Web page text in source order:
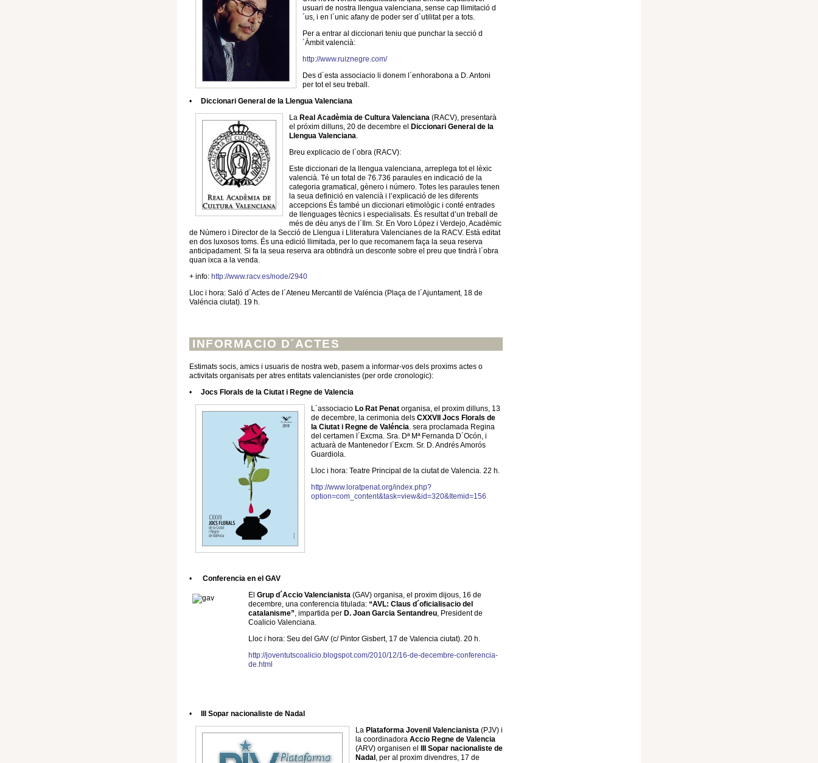
usuari de nostra llengua valenciana, sense cap llimitació d
´us, i en l´unic afany de poder ser d´utilitat per a tots.
Per a entrar al diccionari teniu que punchar la secció d
´Àmbit valencià:
http://www.ruiznegre.com/
Des d´esta associacio li donem l´enhorabona a D. Antoni
per tot el seu treball.
• Diccionari General de la Llengua Valenciana
La Real Acadèmia de Cultura Valenciana (RACV), presentarà
el próxim dilluns, 20 de decembre el Diccionari General de la
Llengua Valenciana
Breu explicacio de l´obra (RACV):
Este diccionari de la llengua valenciana, arreplega tot el lèxic
valencià. Té un total de 76.736 paraules en indicació de la
categoria gramatical, gènero i número. Totes les paraules tenen
la seua definició en valencià i l’explicació de les diferents
accepcions És també un diccionari etimològic i conté entrades
de llenguages tècnics i especialisats. És resultat d’un treball de
més de dèu anys de l´Ilm. Sr. En Voro López i Verdejo, Acadèmic
de Número i Director de la Secció de Llengua i Lliteratura Valencianes de la RACV. Està editat
en dos luxosos toms. És una edició llimitada, per lo que recomanem faça la seua reserva
anticipadament. Si fa la seua reserva ara obtindrà un desconte sobre el preu que tindrà l´obra
quan ixca a la venda.
+ info: http://www.racv.es/node/2940
Lloc i hora: Saló d´Actes de l´Ateneu Mercantil de Valéncia (Plaça de l´Ajuntament, 18 de
Valéncia ciutat). 19 h.
INFORMACIO D´ACTES
Estimats socis, amics i usuaris de nostra web, pasem a informar-vos dels proxims actes o
activitats organisats per atres entitats valencianistes (per orde cronologic):
• Jocs Florals de la Ciutat i Regne de Valencia
L´associacio Lo Rat Penat organisa, el proxim dilluns, 13
de decembre, la cerimonia dels CXXVII Jocs Florals de
la Ciutat i Regne de Valéncia. sera proclamada Regina
del certamen l´Excma. Sra. Dª Mª Fernanda D´Ocón, i
actuarà de Mantenedor l´Excm. Sr. D. Andrés Amorós
Guardiola.
Lloc i hora: Teatre Principal de la ciutat de Valencia. 22 h.
http://www.loratpenat.org/index.php?
option=com_content&task=view&id=320&Itemid=156
• Conferencia en el GAV
El Grup d´Accio Valencianista (GAV) organisa, el proxim dijous, 16 de
decembre, una conferencia titulada: “AVL: Claus d´oficialisacio del
catalanisme”, impartida per D. Joan Garcia Sentandreu, President de
Coalicio Valenciana.
Lloc i hora: Seu del GAV (c/ Pintor Gisbert, 17 de Valencia ciutat). 20 h.
http://joventutscoalicio.blogspot.com/2010/12/16-de-decembre-conferencia-
de.html
•
III Sopar nacionaliste de Nadal
La Plataforma Jovenil Valencianista (PJV) i
la coordinadora Accio Regne de Valencia
(ARV) organisen el
III Sopar nacionaliste de
Nadal , per al proxim divendres, 17 de